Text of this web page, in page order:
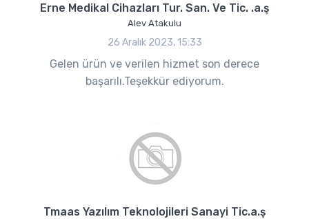
Erne Medikal Cihazları Tur. San. Ve Tic. .a.ş
Alev Atakulu
26 Aralık 2023, 15:33
Gelen ürün ve verilen hizmet son derece
başarılı.Teşekkür ediyorum.
Tmaas Yazılım Teknolojileri Sanayi Tic.a.ş